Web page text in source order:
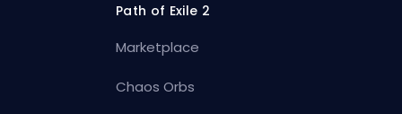
Path of Exile 2
Marketplace
Chaos Orbs